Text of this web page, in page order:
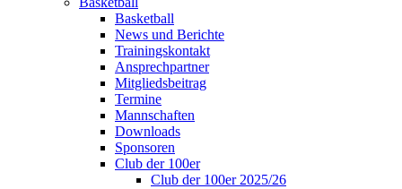
Basketball
News und Berichte
Trainingskontakt
Ansprechpartner
Mitgliedsbeitrag
Termine
Mannschaften
Downloads
Sponsoren
Club der 100er
Club der 100er 2025/26